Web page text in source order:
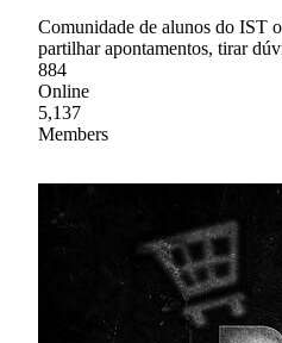
Comunidade de alunos do IST
partilhar apontamentos, tirar
884
Online
5,137
Members